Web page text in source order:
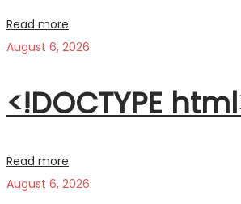
Read more
August 6, 2026
<!DOCTYPE
Read more
August 6, 2026